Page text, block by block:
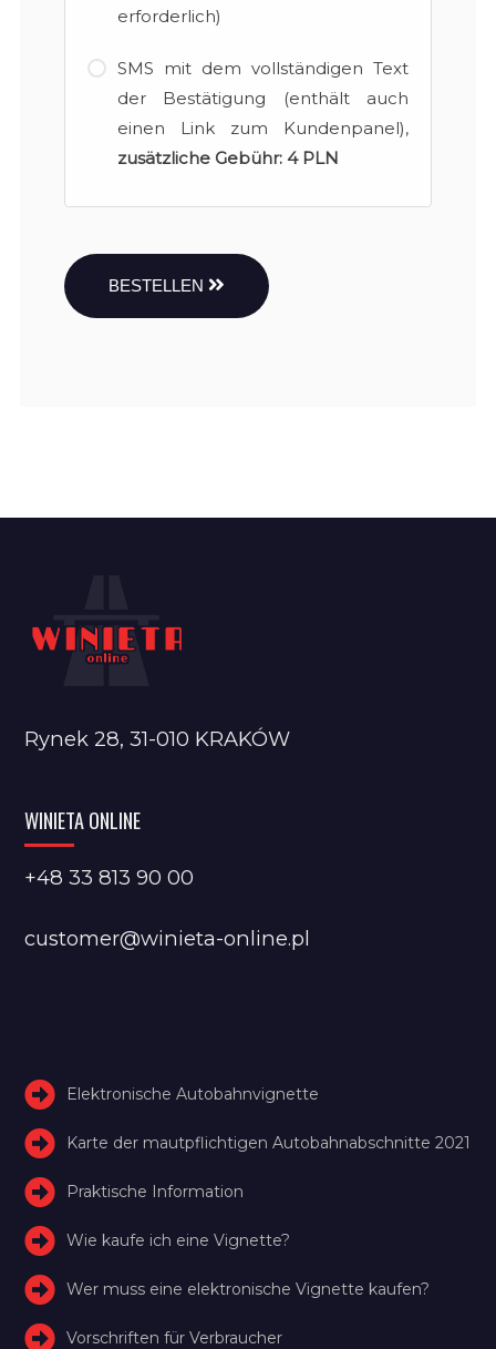
erforderlich)
SMS mit dem vollständigen Text
der Bestätigung (enthält auch
einen Link zum Kundenpanel),
zusätzliche Gebühr: 4 PLN
BESTELLEN
Rynek 28, 31-010 KRAKÓW
WINIETA ONLINE
+48 33 813 90 00
customer@winieta-online.pl
Elektronische Autobahnvignette
Karte der mautpflichtigen Autobahnabschnitte 2021
Praktische Information
Wie kaufe ich eine Vignette?
Wer muss eine elektronische Vignette kaufen?
Vorschriften für Verbraucher